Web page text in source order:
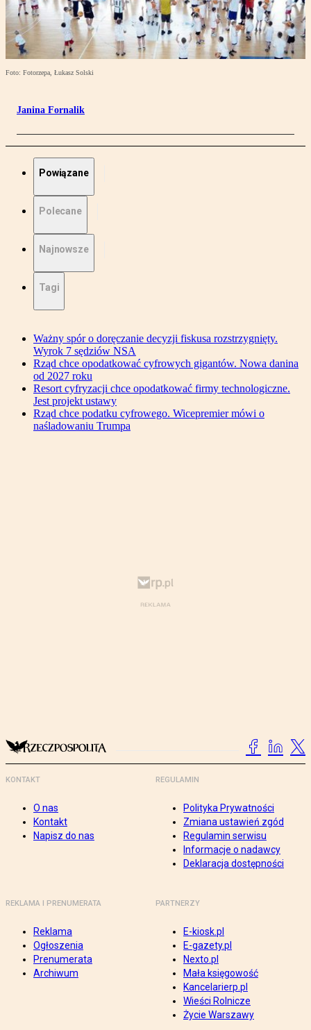
Foto: Fotorzepa, Łukasz Solski
Janina Fornalik
Powiązane
Polecane
Najnowsze
Tagi
Ważny spór o doręczanie decyzji fiskusa rozstrzygnięty.
Wyrok 7 sędziów NSA
Rząd chce opodatkować cyfrowych gigantów. Nowa danina
od 2027 roku
Resort cyfryzacji chce opodatkować firmy technologiczne.
Jest projekt ustawy
Rząd chce podatku cyfrowego. Wicepremier mówi o
naśladowaniu Trumpa
KONTAKT
O nas
Kontakt
Napisz do nas
REGULAMIN
Polityka Prywatności
Zmiana ustawień zgód
Regulamin serwisu
Informacje o nadawcy
Deklaracja dostępności
REKLAMA I PRENUMERATA
Reklama
Ogłoszenia
Prenumerata
Archiwum
PARTNERZY
E-kiosk.pl
E-gazety.pl
Nexto.pl
Mała księgowość
Kancelarierp.pl
Wieści Rolnicze
Życie Warszawy